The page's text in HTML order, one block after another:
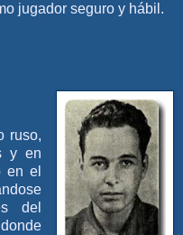
jugador seguro y hábil.
ruso,
y en
en el
del